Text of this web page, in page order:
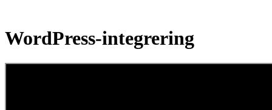
WordPress-integrering